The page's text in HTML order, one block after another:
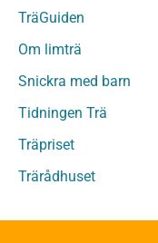
Trägolv
Sågat virke
Sågat virke
Övriga träprodukter
Övrigt byggvirke
Underlagsspont
TräGuiden
Om limträ
Snickra med barn
Tidningen Trä
Träpriset
Trärådhuset